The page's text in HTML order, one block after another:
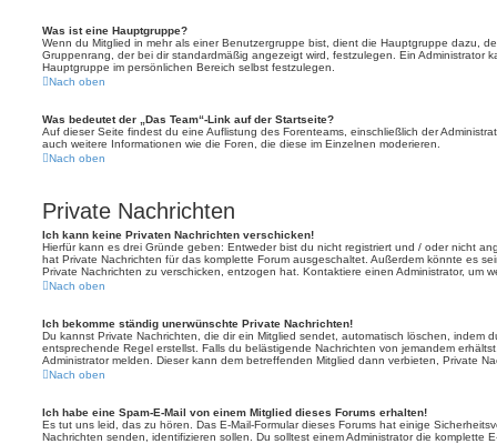
Was ist eine Hauptgruppe?
Wenn du Mitglied in mehr als einer Benutzergruppe bist, dient die Hauptgruppe dazu,
Gruppenrang, der bei dir standardmäßig angezeigt wird, festzulegen. Ein Administrator
Hauptgruppe im persönlichen Bereich selbst festzulegen.
Nach oben
Was bedeutet der „Das Team“-Link auf der Startseite?
Auf dieser Seite findest du eine Auflistung des Forenteams, einschließlich der
auch weitere Informationen wie die Foren, die diese im Einzelnen moderieren.
Nach oben
Private Nachrichten
Ich kann keine Privaten Nachrichten verschicken!
Hierfür kann es drei Gründe geben: Entweder bist du nicht registriert und / oder nicht
hat Private Nachrichten für das komplette Forum ausgeschaltet. Außerdem könnte es
Private Nachrichten zu verschicken, entzogen hat. Kontaktiere einen Administrator, um
Nach oben
Ich bekomme ständig unerwünschte Private Nachrichten!
Du kannst Private Nachrichten, die dir ein Mitglied sendet, automatisch löschen, indem
entsprechende Regel erstellst. Falls du belästigende Nachrichten von jemandem
Administrator melden. Dieser kann dem betreffenden Mitglied dann verbieten, Private
Nach oben
Ich habe eine Spam-E-Mail von einem Mitglied dieses Forums erhalten!
Es tut uns leid, das zu hören. Das E-Mail-Formular dieses Forums hat einige
Nachrichten senden, identifizieren sollen. Du solltest einem Administrator die komplette